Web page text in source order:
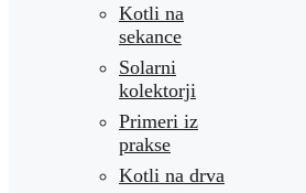
Kotli na
sekance
Solarni
kolektorji
Primeri iz
prakse
Kotli na drva